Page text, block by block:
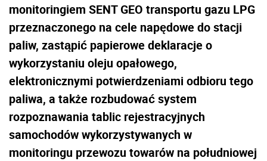
monitoringiem SENT GEO transportu gazu LPG
przeznaczonego na cele napędowe do stacji
paliw, zastąpić papierowe deklaracje o
wykorzystaniu oleju opałowego,
elektronicznymi potwierdzeniami odbioru tego
paliwa, a także rozbudować system
rozpoznawania tablic rejestracyjnych
samochodów wykorzystywanych w
monitoringu przewozu towarów na południowej